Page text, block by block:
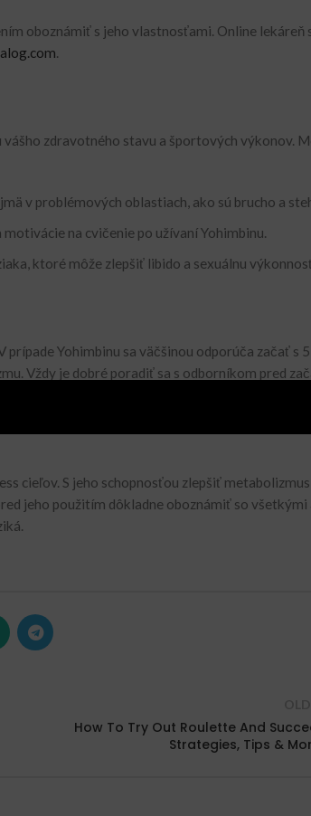
oboznámiť s jeho vlastnosťami. Online lekáreň
.
zdravotného stavu a športových výkonov.
v problémových oblastiach, ako sú brucho a
na cvičenie po užívaní Yohimbinu.
ktoré môže zlepšiť libido a sexuálnu
Yohimbinu sa väčšinou odporúča začať s
Vždy je dobré poradiť sa s odborníkom pred
cieľov. S jeho schopnosťou zlepšiť
jeho použitím dôkladne oboznámiť so
How To Try Out Roulette And
Strategies, Tips &